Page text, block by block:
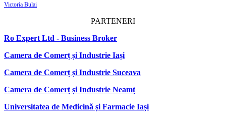
Victoria Bulai
PARTENERI
Ro Expert Ltd - Business Broker
Camera de Comerț și Industrie Iași
Camera de Comerț și Industrie Suceava
Camera de Comerț și Industrie Neamț
Universitatea de Medicină și Farmacie Iași